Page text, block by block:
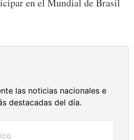
las noticias nacionales e
destacadas del día.